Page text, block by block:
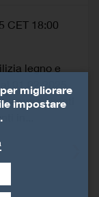
CET 18:00
legno e
01.02.2025
eventi
in...
migliorare
impostare